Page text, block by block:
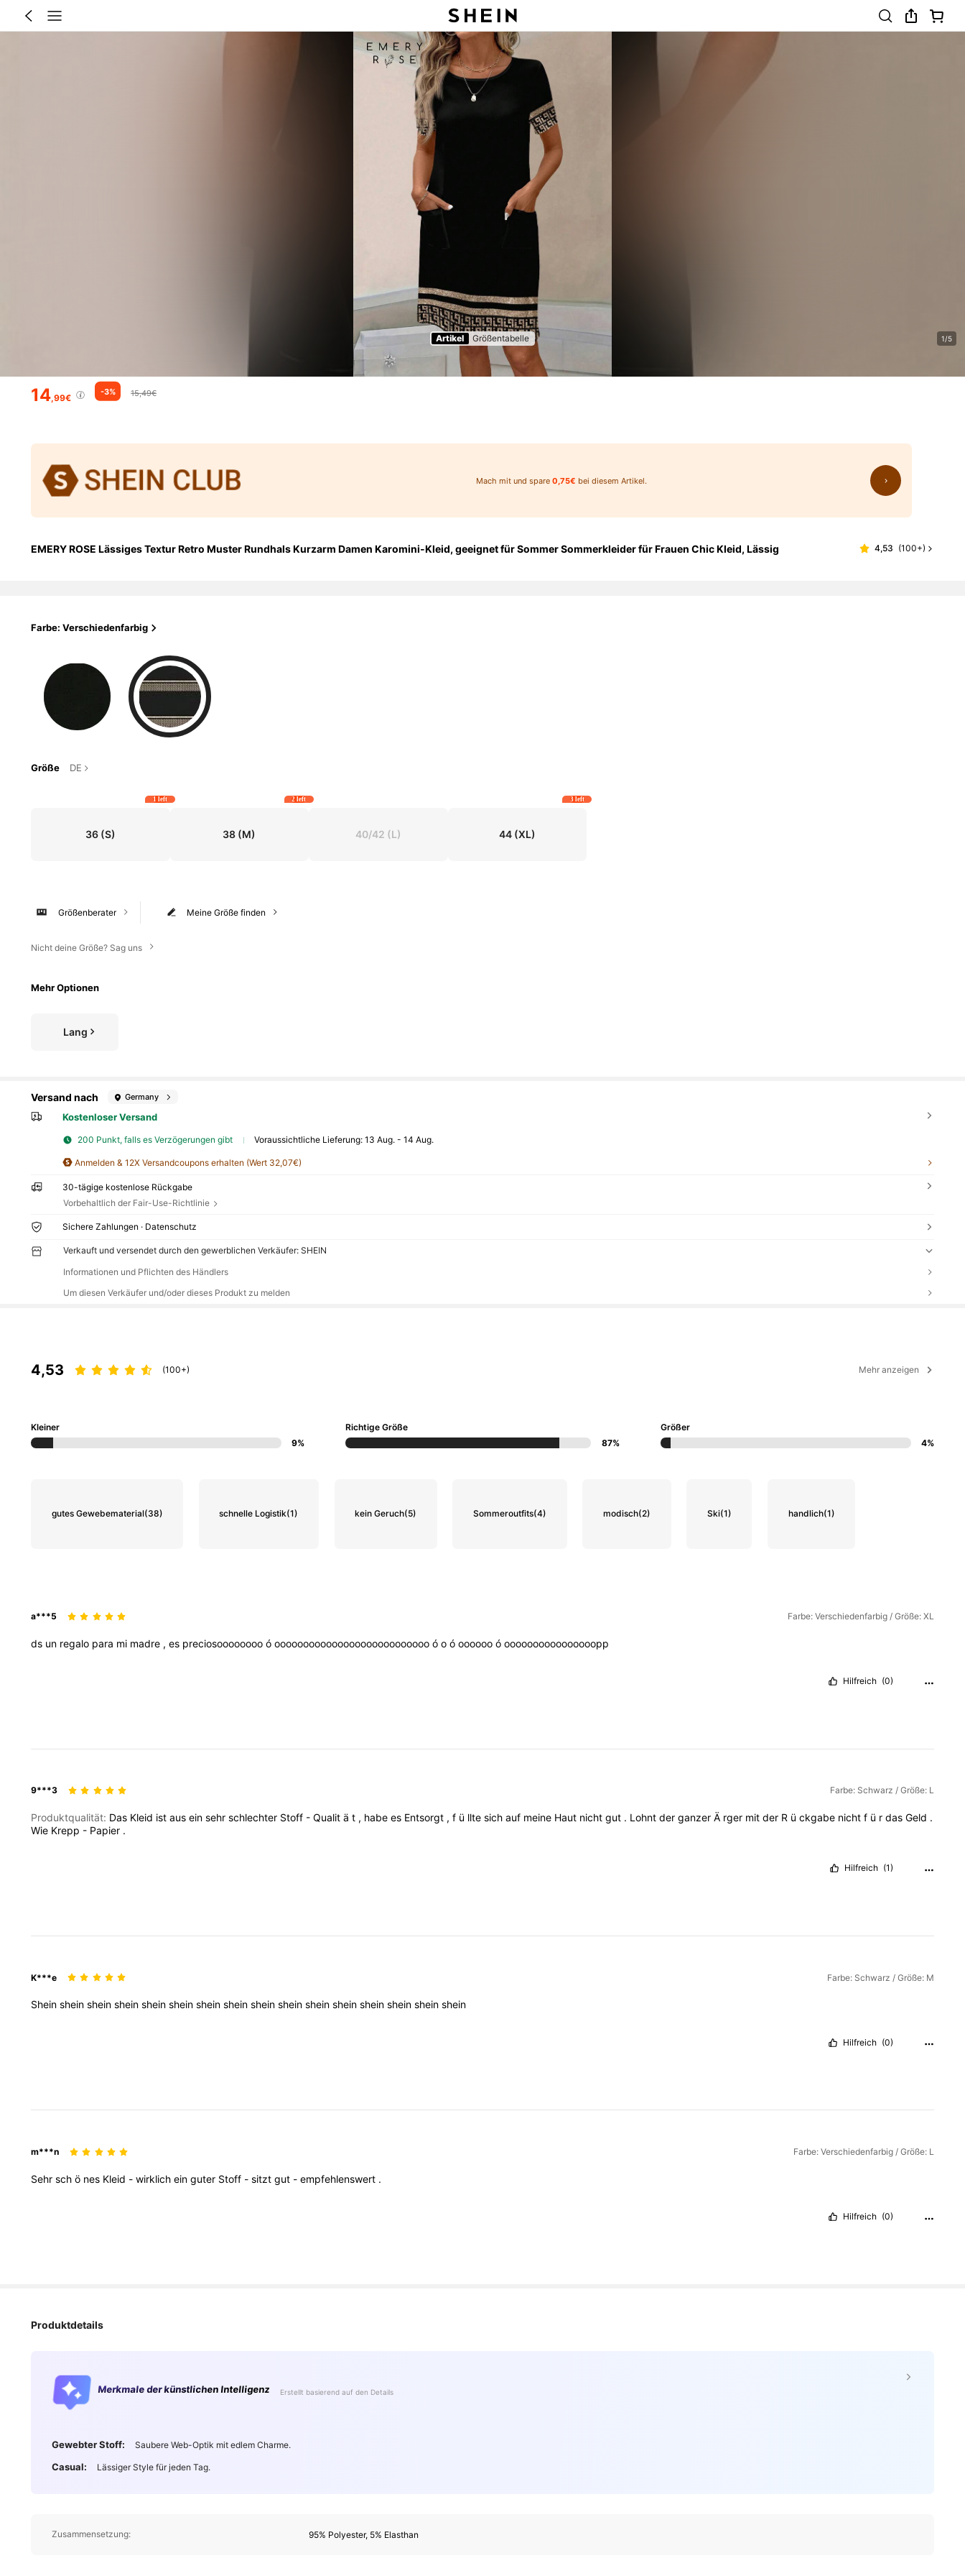
Artikel Größentabelle 1/5
14,99€
-3% 15,49€
Mach mit und spare0,75€ bei diesem Artikel.
EMERY ROSE Lässiges Textur Retro Muster Rundhals Kurzarm Damen Karomini-Kleid, geeignet für Sommer Sommerkleider für Frauen Chic Kleid, Lässig 4,53 (100+)
Farbe: Verschiedenfarbig
Größe DE
36(S)
1 left
38 (M)
2 left
40/42 (L) 44(XL)
3 left
Meine Größe finden
Größenberater
Nicht deine Größe? Sag uns
Mehr Optionen
Lang
Versand nach Germany
Kostenloser Versand
200 Punkt, falls es Verzögerungen gibt Voraussichtliche Lieferung:13 Aug. - 14 Aug.
Anmelden & 12X Versandcoupons erhalten (Wert 32,07€)
30-tägige kostenlose Rückgabe
Vorbehaltlich der Fair-Use-Richtlinie
Sichere Zahlungen · Datenschutz
Verkauft und versendet durch den gewerblichen Verkäufer: SHEIN
Informationen und Pflichten des Händlers
Um diesen Verkäufer und/oder dieses Produkt zu melden
4,53 (100+) Mehr anzeigen
Kleiner
9%
Richtige Größe
87%
Größer
4%
gutes Gewebematerial(38) schnelle Logistik(1) kein Geruch(5) Sommeroutfits(4) modisch(2) Ski(1) handlich(1)
a***5 Farbe: Verschiedenfarbig / Größe: XL
ds un regalo para mi madre , es preciosoooooooo ó ooooooooooooooooooooooooooo ó o ó oooooo ó oooooooooooooooopp
Hilfreich (0)
9***3 Farbe: Schwarz / Größe: L
Produktqualität: Das Kleid ist aus ein sehr schlechter Stoff - Qualit ä t , habe es Entsorgt , f ü llte sich auf meine Haut nicht gut . Lohnt der ganzer Ä rger mit der R ü ckgabe nicht f ü r das Geld .
Wie Krepp - Papier .
Hilfreich (1)
K***e Farbe: Schwarz / Größe: M
Shein shein shein shein shein shein shein shein shein shein shein shein shein shein shein shein
Hilfreich (0)
m***n Farbe: Verschiedenfarbig / Größe: L
Sehr sch ö nes Kleid - wirklich ein guter Stoff - sitzt gut - empfehlenswert .
Hilfreich (0)
Produktdetails
Merkmale der künstlichen Intelligenz Erstellt basierend auf den Details
Gewebter Stoff: Saubere Web-Optik mit edlem Charme.
Casual: Lässiger Style für jeden Tag.
Zusammensetzung: 95% Polyester, 5% Elasthan